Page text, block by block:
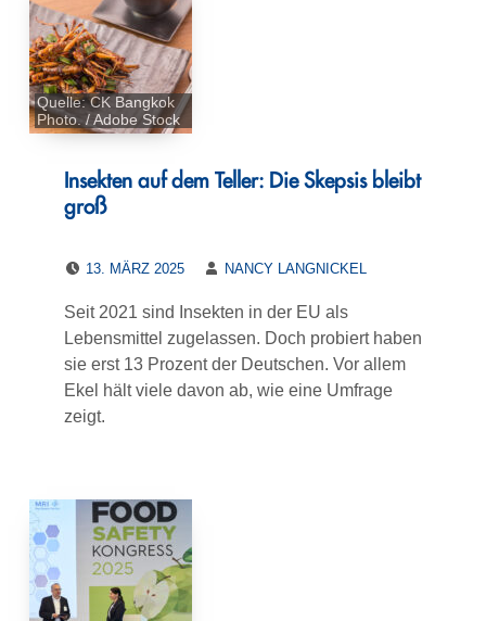
Quelle: CK Bangkok
Photo. / Adobe Stock
Insekten auf dem Teller: Die Skepsis bleibt
groß
POSTED ON:
13. MÄRZ 2025
NANCY LANGNICKEL
Seit 2021 sind Insekten in der EU als
Lebensmittel zugelassen. Doch probiert haben
sie erst 13 Prozent der Deutschen. Vor allem
Ekel hält viele davon ab, wie eine Umfrage
zeigt.